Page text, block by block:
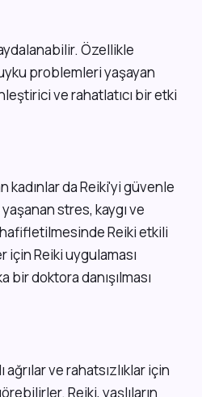
Özellikle
problemleri yaşayan
ve rahatlatıcı bir etki
kadınlar da Reiki'yi güvenle
stres, kaygı ve
Reiki etkili
için Reiki uygulaması
doktora danışılması
ağrılar ve rahatsızlıklar için
Reiki, yaşlıların